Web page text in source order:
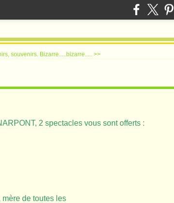
souvenirs. Bizarre.....bizarre..... >>
2 spectacles vous sont offerts :
de toutes les